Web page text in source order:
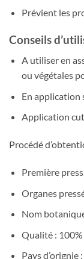
Prévient les
Conseils
A utiliser en
ou végétales
En application
Application
Procédé
Première
Organes
Nom
Qualité :
Pays d’orignie